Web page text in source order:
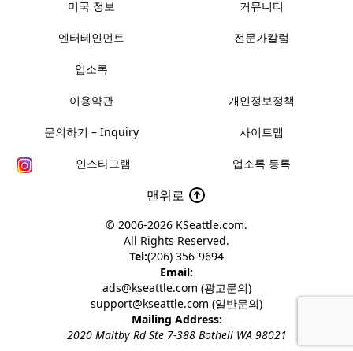
미국 정보 커뮤니티
엔터테인먼트 전문가칼럼
업소록
이용약관 개인정보정책
문의하기 – Inquiry 사이트맵
인스타그램 업소록 등록
맨위로
© 2006-2026 KSeattle.com.
All Rights Reserved.
Tel:(206) 356-9694
Email:
ads@kseattle.com (광고문의)
support@kseattle.com (일반문의)
Mailing Address:
2020 Maltby Rd Ste 7-388 Bothell WA 98021